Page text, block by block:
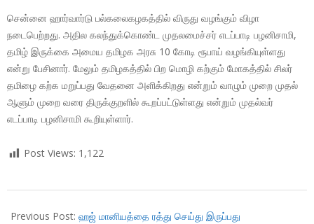
சென்னை ஹார்வார்டு பல்கலைகழகத்தில் விருது வழங்கும் விழா
நடைபெற்றது. அதில கலந்துக்கொண்ட முதலமைச்சர் எடப்பாடி பழனிசாமி,
தமிழ் இருக்கை அமைய தமிழக அரசு 10 கோடி ரூபாய் வழங்கியுள்ளது
என்று பேசினார். மேலும் தமிழகத்தில் பிற மொழி கற்கும் மோகத்தில் சிலர்
தமிழை கற்க மறுப்பது வேதனை அளிக்கிறது என்றும் வாழும் முறை முதல்
ஆளும் முறை வரை திருக்குறளில் கூறப்பட்டுள்ளது என்றும் முதல்வர்
எடப்பாடி பழனிசாமி கூறியுள்ளார்.
Post Views: 1,122
01-
Previous Post: ஹஜ் மானியத்தை ரத்து செய்து இருப்பது